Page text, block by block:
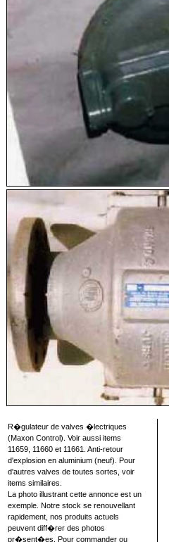
R�gulateur de valves �lectriques
(Maxon Control). Voir aussi items
11659, 11660 et 11661. Anti-retour
d'explosion en aluminium (neuf). Pour
d'autres valves de toutes sortes, voir
items similaires.
La photo illustrant cette annonce est un
exemple. Notre stock se renouvellant
rapidement, nos produits actuels
peuvent diff�rer des photos
pr�sent�es. Pour commander ou